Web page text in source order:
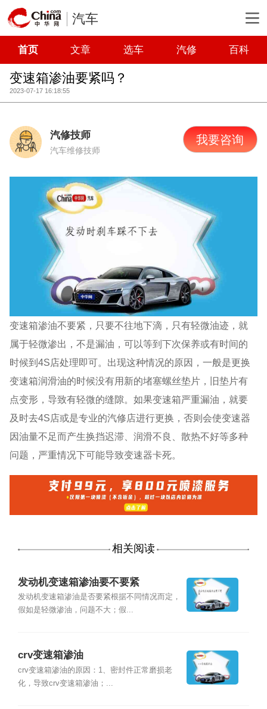
汽车
首页 文章 选车 汽修 百科
变速箱渗油要紧吗？
2023-07-17 16:18:55
汽修技师
汽车维修技师
我要咨询
变速箱渗油不要紧，只要不往地下滴，只有轻微油迹，就
属于轻微渗出，不是漏油，可以等到下次保养或有时间的
时候到4S店处理即可。出现这种情况的原因，一般是更换
变速箱润滑油的时候没有用新的堵塞螺丝垫片，旧垫片有
点变形，导致有轻微的缝隙。如果变速箱严重漏油，就要
及时去4S店或是专业的汽修店进行更换，否则会使变速器
因油量不足而产生换挡迟滞、润滑不良、散热不好等多种
问题，严重情况下可能导致变速器卡死。
相关阅读
发动机变速箱渗油要不要紧
发动机变速箱渗油是否要紧根据不同情况而定，
假如是轻微渗油，问题不大；假...
crv变速箱渗油
crv变速箱渗油的原因：1、密封件正常磨损老
化，导致crv变速箱渗油；...